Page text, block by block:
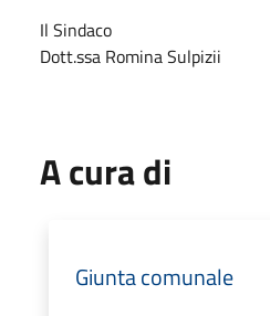
Il Sindaco
Dott.ssa Romina Sulpizii
A cura di
Giunta comunale